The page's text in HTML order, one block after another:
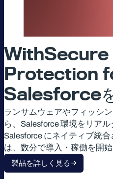
WithSecure
Protection
Salesforce
ランサムウェアやフィッシ
ら、Salesforce 環境をリアル
Salesforce にネイティブ統
は、数分で導入・稼働を開始
製品を詳しく見る